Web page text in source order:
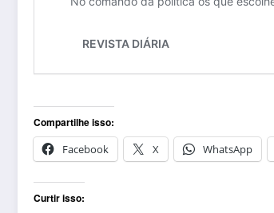
Compartilhe isso:
Facebook
X WhatsApp
Curtir isso: